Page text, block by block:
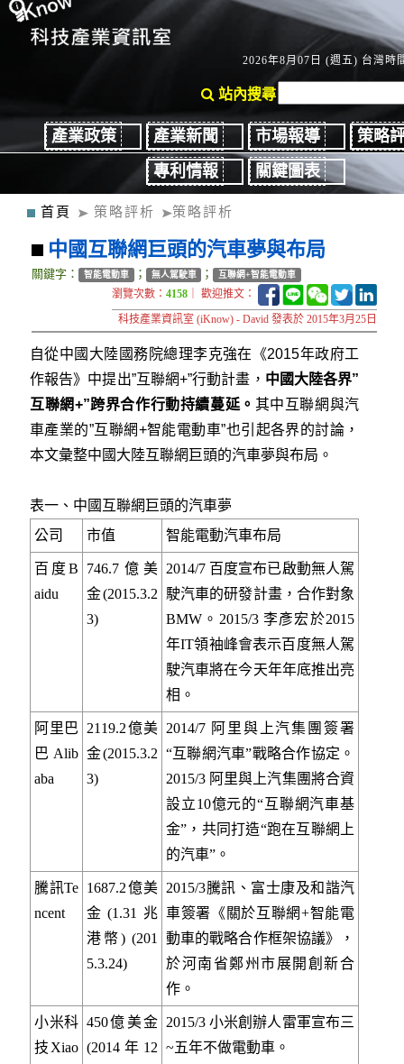
2026年8月07日 (週五) 台灣時
站內搜尋
產業政策 產業新聞 市場報導
策略
專利情報
關鍵圖表
首頁 策略評析 策略評析
中國互聯網巨頭的汽車夢與布局
關鍵字： 智能電動車 ； 無人駕駛車 ； 互聯網+智能電動車
瀏覽次數：4158 ｜ 歡迎推文：
科技產業資訊室 (iKnow) - David 發表於 2015年3月25日
自從中國大陸國務院總理李克強在《2015年政府工
作報告》中提出”互聯網+”行動計畫， 中國大陸各界”
互聯網+”跨界合作行動持續蔓延。 其中互聯網與汽
車產業的”互聯網+智能電動車”也引起各界的討論，
本文彙整中國大陸互聯網巨頭的汽車夢與布局。
表一、中國互聯網巨頭的汽車夢
公司
市值 智能電動汽車布局
百度B
aidu
746.7億美
金(2015.3.2
3)
2014/7 百度宣布已啟動無人駕
駛汽車的研發計畫，合作對象
BMW。2015/3 李彥宏於2015
年IT領袖峰會表示百度無人駕
駛汽車將在今天年年底推出亮
相。
阿里巴
巴Alib
aba
2119.2億美
金(2015.3.2
3)
2014/7 阿里與上汽集團簽署
“互聯網汽車”戰略合作協定。
2015/3 阿里與上汽集團將合資
設立10億元的“互聯網汽車基
金”，共同打造“跑在互聯網上
的汽車”。
騰訊Te
ncent
1687.2億美
金(1.31兆
港幣) (201
5.3.24)
2015/3騰訊、富士康及和諧汽
車簽署《關於互聯網+智能電
動車的戰略合作框架協議》，
於河南省鄭州市展開創新合
作。
小米科
技Xiao
450億美金
(2014年12
2015/3 小米創辦人雷軍宣布三
~五年不做電動車。